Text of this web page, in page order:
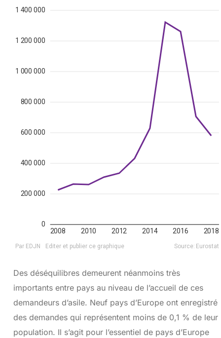
Des déséquilibres demeurent néanmoins très
importants entre pays au niveau de l’accueil de ces
demandeurs d’asile. Neuf pays d’Europe ont enregistré
des demandes qui représentent moins de 0,1 % de leur
population. Il s’agit pour l’essentiel de pays d’Europe